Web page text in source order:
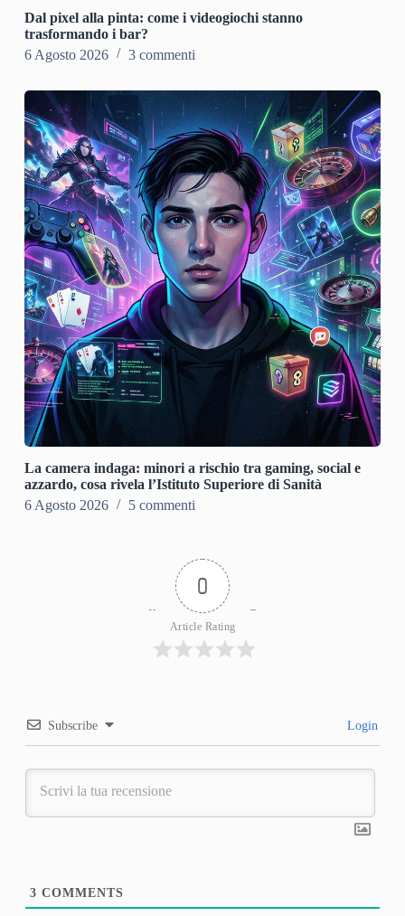
Dal pixel alla pinta: come i videogiochi stanno
trasformando i bar?
6 Agosto 2026
3 commenti
La camera indaga: minori a rischio tra gaming, social e
azzardo, cosa rivela l’Istituto Superiore di Sanità
6 Agosto 2026
5 commenti
0
Article Rating
Subscribe Login
3 COMMENTS